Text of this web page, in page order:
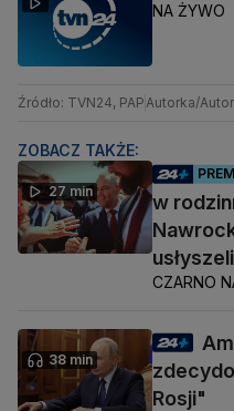
NA ŻYWO
Źródło: TVN24, PAP Autorka/
ZOBACZ TAKŻE:
27 min
w
CZARNO
38 min
Rosji"